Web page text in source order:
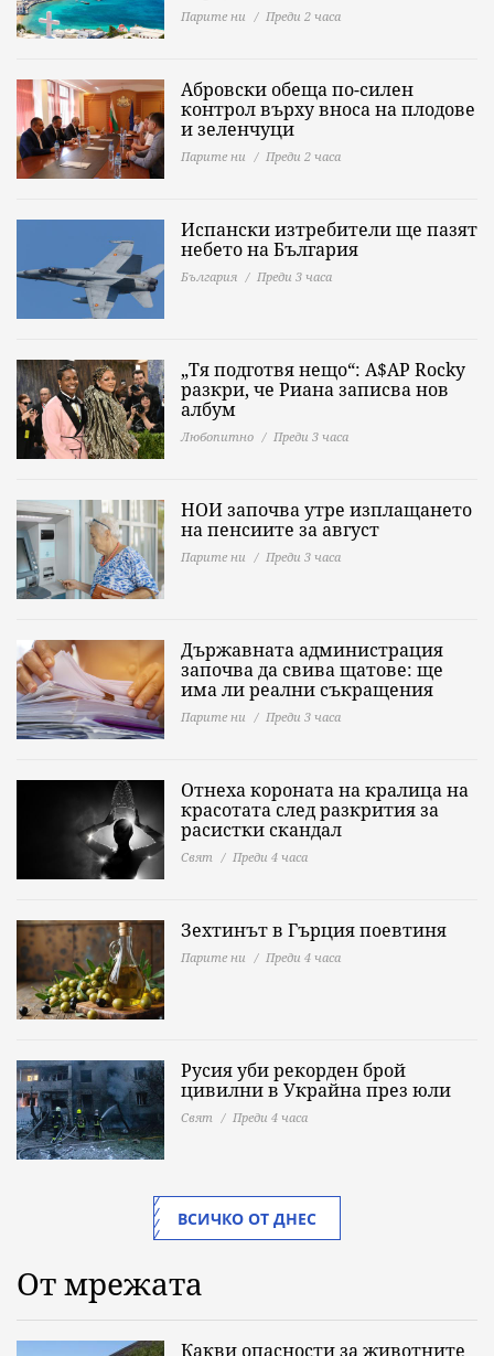
Парите ни Преди 2 часа
Абровски обеща по-силен
контрол върху вноса на плодове
и зеленчуци
Парите ни Преди 2 часа
Испански изтребители ще пазят
небето на България
България Преди 3 часа
„Тя подготвя нещо“: A$AP Rocky
разкри, че Риана записва нов
албум
Любопитно Преди 3 часа
НОИ започва утре изплащането
на пенсиите за август
Парите ни Преди 3 часа
Държавната администрация
започва да свива щатове: ще
има ли реални съкращения
Парите ни Преди 3 часа
Отнеха короната на кралица на
красотата след разкрития за
расистки скандал
Свят Преди 4 часа
Зехтинът в Гърция поевтиня
Парите ни Преди 4 часа
Русия уби рекорден брой
цивилни в Украйна през юли
Свят Преди 4 часа
ВСИЧКО ОТ ДНЕС
От мрежата
Какви опасности за животните